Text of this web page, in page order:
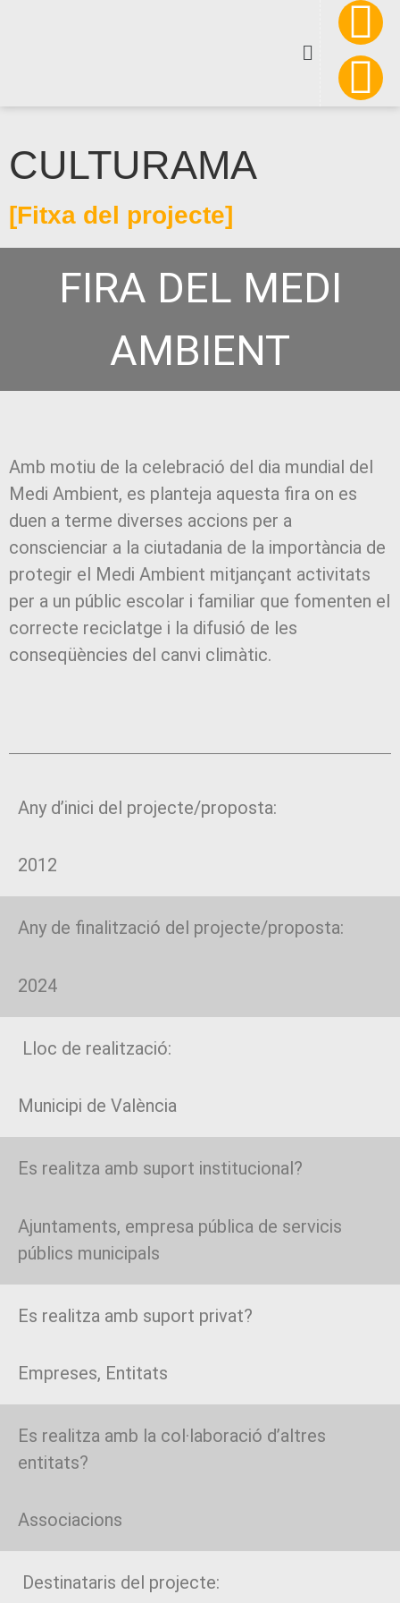
CULTURAMA
[Fitxa del projecte]
FIRA DEL MEDI
AMBIENT
Amb motiu de la celebració del dia mundial del
Medi Ambient, es planteja aquesta fira on es
duen a terme diverses accions per a
conscienciar a la ciutadania de la importància de
protegir el Medi Ambient mitjançant activitats
per a un públic escolar i familiar que fomenten el
correcte reciclatge i la difusió de les
conseqüències del canvi climàtic.
Any d’inici del projecte/proposta:
2012
Any de finalització del projecte/proposta:
2024
Lloc de realització:
Municipi de València
Es realitza amb suport institucional?
Ajuntaments, empresa pública de servicis
públics municipals
Es realitza amb suport privat?
Empreses, Entitats
Es realitza amb la col·laboració d’altres
entitats?
Associacions
Destinataris del projecte: